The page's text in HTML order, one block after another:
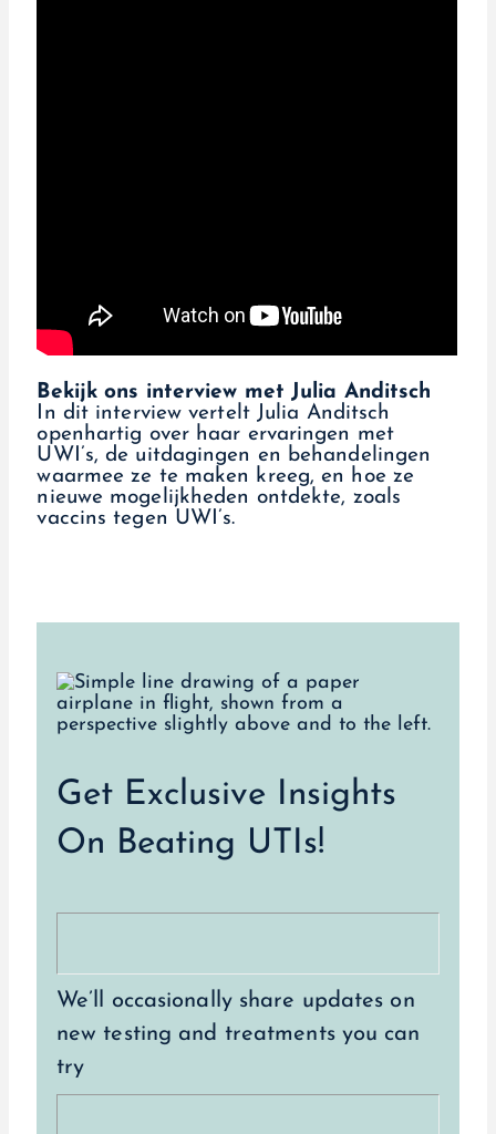
Bekijk ons interview met Julia Anditsch
In dit interview vertelt Julia Anditsch
openhartig over haar ervaringen met
UWI’s, de uitdagingen en behandelingen
waarmee ze te maken kreeg, en hoe ze
nieuwe mogelijkheden ontdekte, zoals
vaccins tegen UWI’s.
Get Exclusive Insights
On Beating UTIs!
We’ll occasionally share updates on
new testing and treatments you can
try